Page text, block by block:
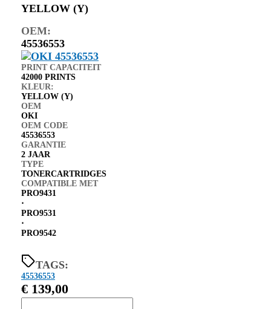
YELLOW (Y)
OEM:
45536553
PRINT CAPACITEIT
42000 PRINTS
KLEUR:
YELLOW (Y)
OEM
OKI
OEM CODE
45536553
GARANTIE
2 JAAR
TYPE
TONERCARTRIDGES
COMPATIBLE MET
PRO9431
⋅
PRO9531
⋅
PRO9542
TAGS:
45536553
€ 139,00